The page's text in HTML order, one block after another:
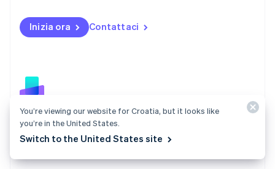
Inizia ora Contattaci
Terminal
Crea un'esperienza di acquisto uniforme per tutte le
English
Nuova Zelanda
Polonia
English
Português English
RAS di Hong Kong, Cina
English 简体中文
English
You’re viewing our website for Croatia, but it looks like
you’re in the United States.
Switch to the United States site